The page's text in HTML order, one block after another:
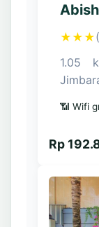
★★★
1.05
📶 Wifi
Rp